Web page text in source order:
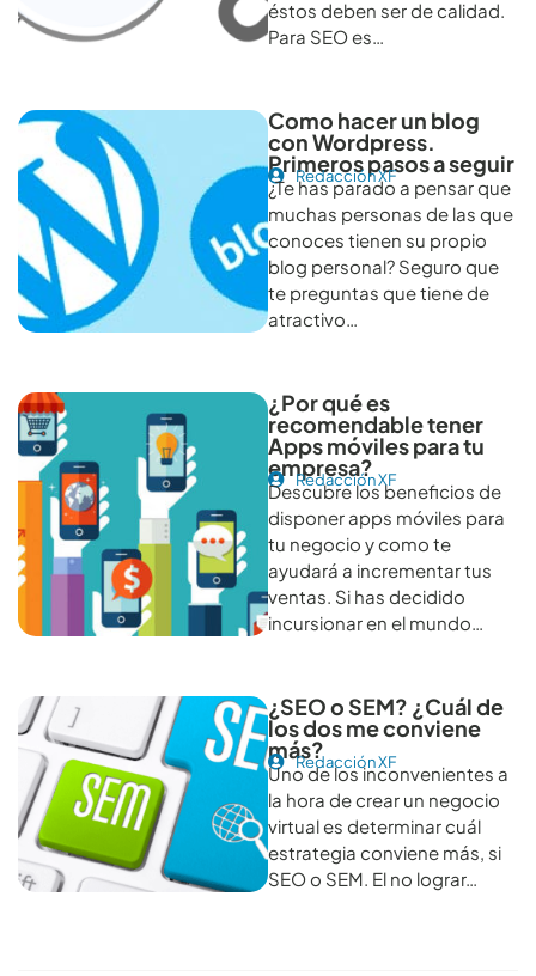
éstos deben ser de calidad.
Para SEO es…
Como hacer un blog
con Wordpress.
Primeros pasos a seguir
Redacción XF
¿Te has parado a pensar que
muchas personas de las que
conoces tienen su propio
blog personal? Seguro que
te preguntas que tiene de
atractivo…
¿Por qué es
recomendable tener
Apps móviles para tu
empresa?
Redacción XF
Descubre los beneficios de
disponer apps móviles para
tu negocio y como te
ayudará a incrementar tus
ventas. Si has decidido
incursionar en el mundo…
¿SEO o SEM? ¿Cuál de
los dos me conviene
más?Redacción XF
Uno de los inconvenientes a
la hora de crear un negocio
virtual es determinar cuál
estrategia conviene más, si
SEO o SEM. El no lograr…